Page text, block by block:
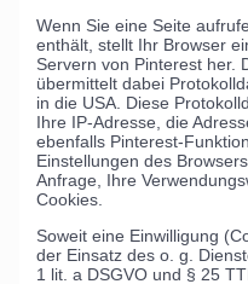
Wenn Sie eine Seite
enthält, stellt Ihr Browser
Servern von Pinterest her.
übermittelt dabei
in die USA. Diese
Ihre IP-Adresse, die
ebenfalls Pinterest-
Einstellungen des
Anfrage, Ihre
Cookies.
Soweit eine Einwilligung
der Einsatz des o. g.
1 lit. a DSGVO und § 25